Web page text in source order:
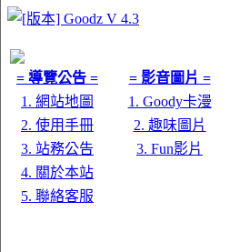
= 導覽公告 = = 影音圖片 =
1. 網站地圖
1. Goody卡漫
2. 使用手冊
2. 趣味圖片
3. 站務公告
3. Fun影片
4. 關於本站
5. 聯絡客服